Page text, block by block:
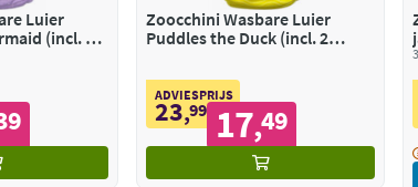
Luier
(incl. 2
Zoocchini Wasbare Luier
Puddles the Duck (incl. 2
ADVIESPRIJS
23,99 17,49